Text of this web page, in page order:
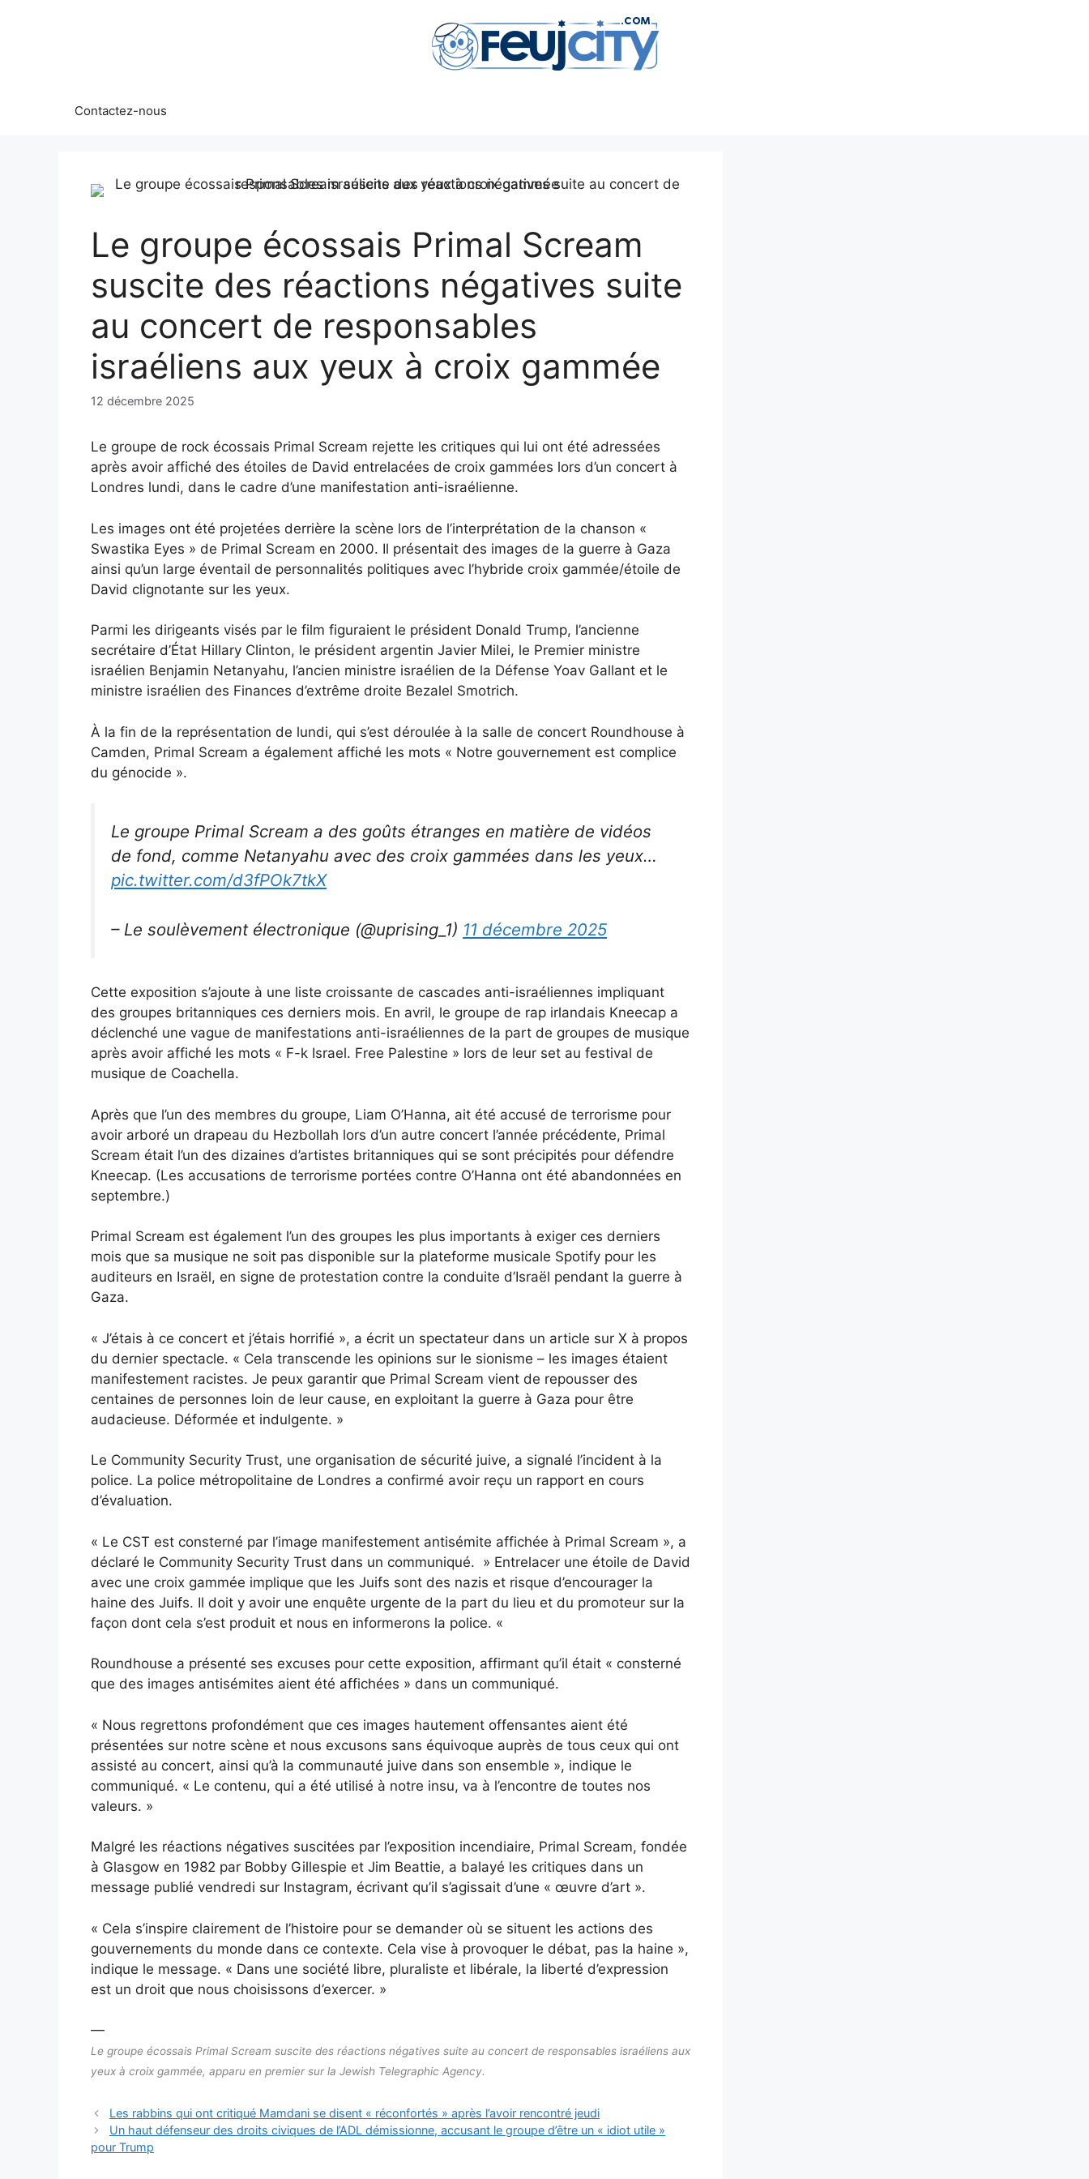
Contactez-nous
Le groupe écossais Primal Scream
suscite des réactions négatives suite
au concert de responsables
israéliens aux yeux à croix gammée
12 décembre 2025
Le groupe de rock écossais Primal Scream rejette les critiques qui lui ont été adressées
après avoir affiché des étoiles de David entrelacées de croix gammées lors d’un concert à
Londres lundi, dans le cadre d’une manifestation anti-israélienne.
Les images ont été projetées derrière la scène lors de l’interprétation de la chanson «
Swastika Eyes » de Primal Scream en 2000. Il présentait des images de la guerre à Gaza
ainsi qu’un large éventail de personnalités politiques avec l’hybride croix gammée/étoile de
David clignotante sur les yeux.
Parmi les dirigeants visés par le film figuraient le président Donald Trump, l’ancienne
secrétaire d’État Hillary Clinton, le président argentin Javier Milei, le Premier ministre
israélien Benjamin Netanyahu, l’ancien ministre israélien de la Défense Yoav Gallant et le
ministre israélien des Finances d’extrême droite Bezalel Smotrich.
À la fin de la représentation de lundi, qui s’est déroulée à la salle de concert Roundhouse à
Camden, Primal Scream a également affiché les mots « Notre gouvernement est complice
du génocide ».
Le groupe Primal Scream a des goûts étranges en matière de vidéos
de fond, comme Netanyahu avec des croix gammées dans les yeux…
pic.twitter.com/d3fPOk7tkX
– Le soulèvement électronique (@uprising_1) 11 décembre 2025
Cette exposition s’ajoute à une liste croissante de cascades anti-israéliennes impliquant
des groupes britanniques ces derniers mois. En avril, le groupe de rap irlandais Kneecap a
déclenché une vague de manifestations anti-israéliennes de la part de groupes de musique
après avoir affiché les mots « F-k Israel. Free Palestine » lors de leur set au festival de
musique de Coachella.
Après que l’un des membres du groupe, Liam O’Hanna, ait été accusé de terrorisme pour
avoir arboré un drapeau du Hezbollah lors d’un autre concert l’année précédente, Primal
Scream était l’un des dizaines d’artistes britanniques qui se sont précipités pour défendre
Kneecap. (Les accusations de terrorisme portées contre O’Hanna ont été abandonnées en
septembre.)
Primal Scream est également l’un des groupes les plus importants à exiger ces derniers
mois que sa musique ne soit pas disponible sur la plateforme musicale Spotify pour les
auditeurs en Israël, en signe de protestation contre la conduite d’Israël pendant la guerre à
Gaza.
« J’étais à ce concert et j’étais horrifié », a écrit un spectateur dans un article sur X à propos
du dernier spectacle. « Cela transcende les opinions sur le sionisme – les images étaient
manifestement racistes. Je peux garantir que Primal Scream vient de repousser des
centaines de personnes loin de leur cause, en exploitant la guerre à Gaza pour être
audacieuse. Déformée et indulgente. »
Le Community Security Trust, une organisation de sécurité juive, a signalé l’incident à la
police. La police métropolitaine de Londres a confirmé avoir reçu un rapport en cours
d’évaluation.
« Le CST est consterné par l’image manifestement antisémite affichée à Primal Scream », a
déclaré le Community Security Trust dans un communiqué. » Entrelacer une étoile de David
avec une croix gammée implique que les Juifs sont des nazis et risque d’encourager la
haine des Juifs. Il doit y avoir une enquête urgente de la part du lieu et du promoteur sur la
façon dont cela s’est produit et nous en informerons la police. «
Roundhouse a présenté ses excuses pour cette exposition, affirmant qu’il était « consterné
que des images antisémites aient été affichées » dans un communiqué.
« Nous regrettons profondément que ces images hautement offensantes aient été
présentées sur notre scène et nous excusons sans équivoque auprès de tous ceux qui ont
assisté au concert, ainsi qu’à la communauté juive dans son ensemble », indique le
communiqué. « Le contenu, qui a été utilisé à notre insu, va à l’encontre de toutes nos
valeurs. »
Malgré les réactions négatives suscitées par l’exposition incendiaire, Primal Scream, fondée
à Glasgow en 1982 par Bobby Gillespie et Jim Beattie, a balayé les critiques dans un
message publié vendredi sur Instagram, écrivant qu’il s’agissait d’une « œuvre d’art ».
« Cela s’inspire clairement de l’histoire pour se demander où se situent les actions des
gouvernements du monde dans ce contexte. Cela vise à provoquer le débat, pas la haine »,
indique le message. « Dans une société libre, pluraliste et libérale, la liberté d’expression
est un droit que nous choisissons d’exercer. »
—
Le groupe écossais Primal Scream suscite des réactions négatives suite au concert de responsables israéliens aux
yeux à croix gammée, apparu en premier sur la Jewish Telegraphic Agency.
Les rabbins qui ont critiqué Mamdani se disent « réconfortés » après l’avoir rencontré jeudi
Un haut défenseur des droits civiques de l’ADL démissionne, accusant le groupe d’être un « idiot utile »
pour Trump